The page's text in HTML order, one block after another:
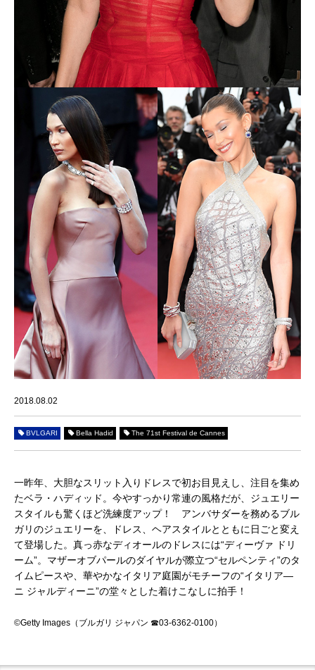
2018.08.02
BVLGARI Bella Hadid The 71st Festival de Cannes
一昨年、大胆なスリット入りドレスで初お目見えし、注目を集め
たベラ・ハディッド。今やすっかり常連の風格だが、ジュエリー
スタイルも驚くほど洗練度アップ！ アンバサダーを務めるブル
ガリのジュエリーを、ドレス、ヘアスタイルとともに日ごと変え
て登場した。真っ赤なディオールのドレスには“ディーヴァ ドリ
ーム”。マザーオブパールのダイヤルが際立つ“セルペンティ”のタ
イムピースや、華やかなイタリア庭園がモチーフの“イタリア―
ニ ジャルディーニ”の堂々とした着けこなしに拍手！
©Getty Images （ブルガリ ジャパン ☎03-6362-0100）